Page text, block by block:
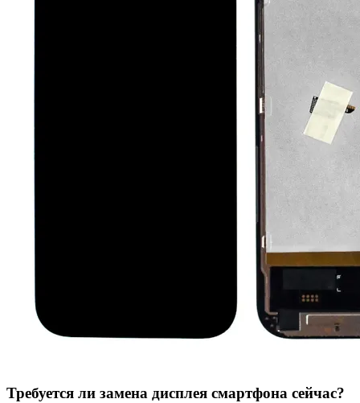
Требуется ли замена дисплея смартфона сейчас?